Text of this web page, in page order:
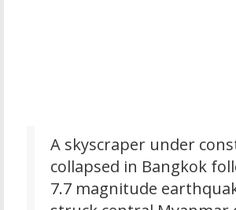
A skyscraper under
collapsed in Bangkok
7.7 magnitude